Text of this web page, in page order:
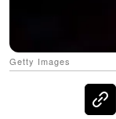
Getty Images